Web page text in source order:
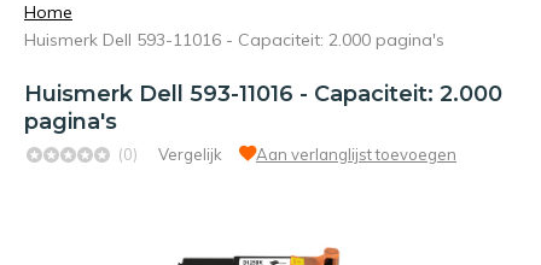
Home
Huismerk Dell 593-11016 - Capaciteit: 2.000 pagina's
Huismerk Dell 593-11016 - Capaciteit: 2.000
pagina's
(0) Vergelijk Aan verlanglijst toevoegen